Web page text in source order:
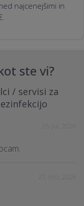
najcenejšimi in
ste vi?
/ servisi za